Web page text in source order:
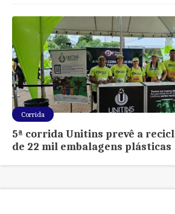
Corrida
5ª corrida Unitins prevê a
de 22 mil embalagens plásticas